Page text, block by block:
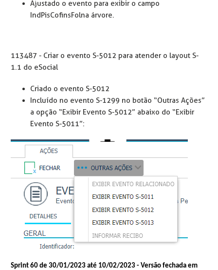
Ajustado o evento para exibir o campo
IndPisCofinsFolna árvore.
113487 - Criar o evento S-5012 para atender o layout S-
1.1 do eSocial
Criado o evento S-5012
Incluído no evento S-1299 no botão “Outras Ações”
a opção “Exibir Evento S-5012” abaixo do “Exibir
Evento S-5011”:
Sprint 60 de30/01/2023 até 10/02/2023 - Versão fechada em